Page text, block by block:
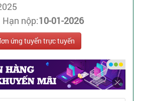
Hạn nộp:10-01-2026
ứng tuyển trực tuyến